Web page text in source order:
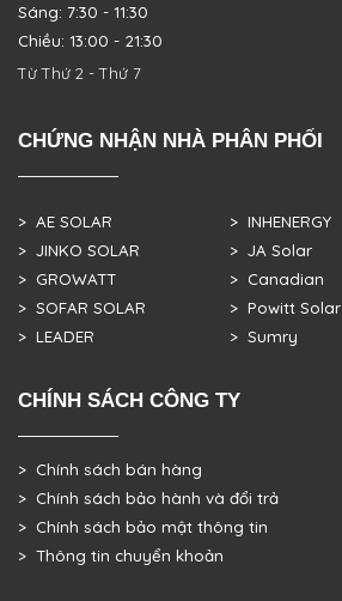
Sáng: 7:30 - 11:30
Chiều: 13:00 - 21:30
Từ Thứ 2 - Thứ 7
CHỨNG NHẬN NHÀ PHÂN PHỐI
> AE SOLAR
> JINKO SOLAR
> GROWATT
> SOFAR SOLAR
> LEADER
> INHENERGY
> JA Solar
> Canadian
> Powitt Solar
> Sumry
CHÍNH SÁCH CÔNG TY
> Chính sách bán hàng
> Chính sách bảo hành và đổi trả
> Chính sách bảo mật thông tin
> Thông tin chuyển khoản